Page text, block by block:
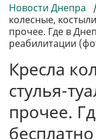
Новости Днепра /
колесные,
прочее. Где в
реабилитации
Кресла
стулья-
прочее.